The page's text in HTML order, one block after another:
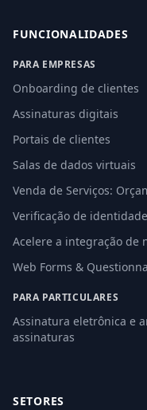
FUNCIONALIDADES
PARA EMPRESAS
Onboarding de clientes
Assinaturas digitais
Portais de clientes
Salas de dados virtuais
Venda de Serviços:
Verificação de identidade
Acelere a integração de
Web Forms &
PARA PARTICULARES
Assinatura eletrônica e
assinaturas
SETORES